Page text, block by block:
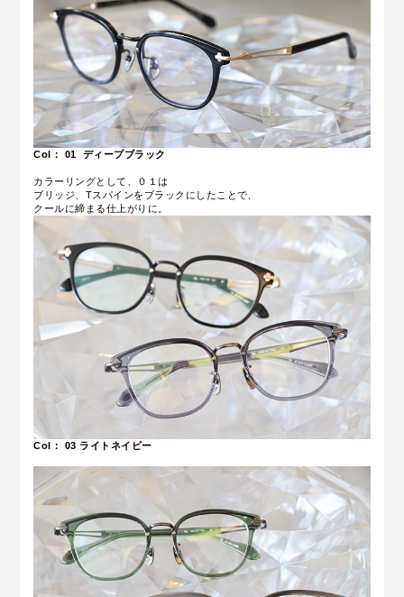
Col： 01 ディープブラック
カラーリングとして、０１は
ブリッジ、Tスパインをブラックにしたことで、
クールに締まる仕上がりに。
Col： 03 ライトネイビー